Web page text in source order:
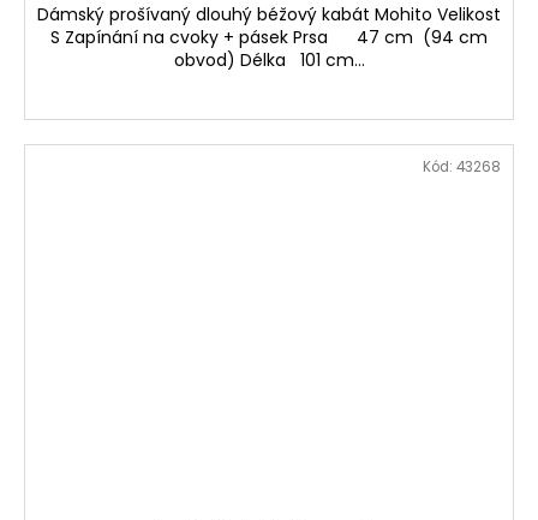
Dámský prošívaný dlouhý béžový kabát Mohito Velikost
S Zapínání na cvoky + pásek Prsa 47 cm (94 cm
obvod) Délka 101 cm...
Kód: 43268